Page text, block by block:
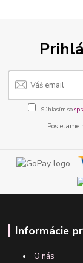
Súhlasím so
Posielame
Informácie
O nás